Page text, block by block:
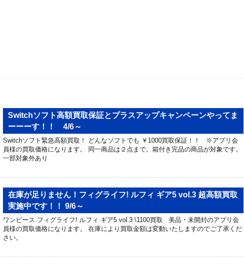
Switchソフト高額買取保証とプラスアップキャンペーンやってま
ーーーす！！ 4/6～
Switchソフト緊急高額買取！ どんなソフトでも ￥1000買取保証！！ ※アプリ会
員様の買取価格になります。 同一商品は２点まで。箱付き完品の商品が対象です。
一部対象外あり
在庫が足りません！フィグライフ! ルフィ ギア5 vol.3 超高額買取
実施中です！！ 9/6～
ワンピース フィグライフ! ルフィ ギア5 vol.3 \1100買取 美品・未開封のアプリ会
員様の買取価格になります。 在庫により買取金額は変動いたしますのでご了承くだ
さい。